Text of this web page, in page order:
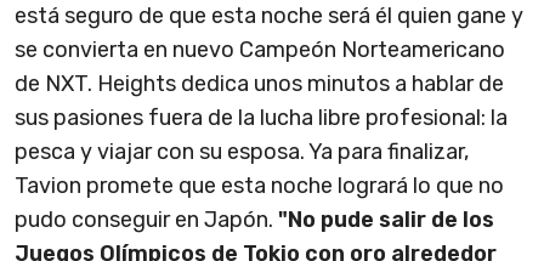
está seguro de que esta noche será él quien gane y
se convierta en nuevo Campeón Norteamericano
de NXT. Heights dedica unos minutos a hablar de
sus pasiones fuera de la lucha libre profesional: la
pesca y viajar con su esposa. Ya para finalizar,
Tavion promete que esta noche logrará lo que no
pudo conseguir en Japón. "No pude salir de los
Juegos Olímpicos de Tokio con oro alrededor